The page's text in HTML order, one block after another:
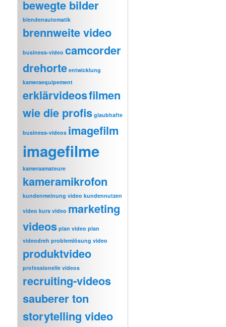
bewegte bilder
blendenautomatik
brennweite video
business-video camcorder
drehorte entwicklung
kameraequipement
erklärvideosfilmen
wie die profis glaubhafte
business-videos imagefilm
imagefilme
kameraamateure
kameramikrofon
kundenmeinung video kundennutzen
video kurs video marketing
videos plan video plan
videodreh problemlösung video
produktvideo
professionelle videos
recruiting-videos
sauberer ton
storytelling video